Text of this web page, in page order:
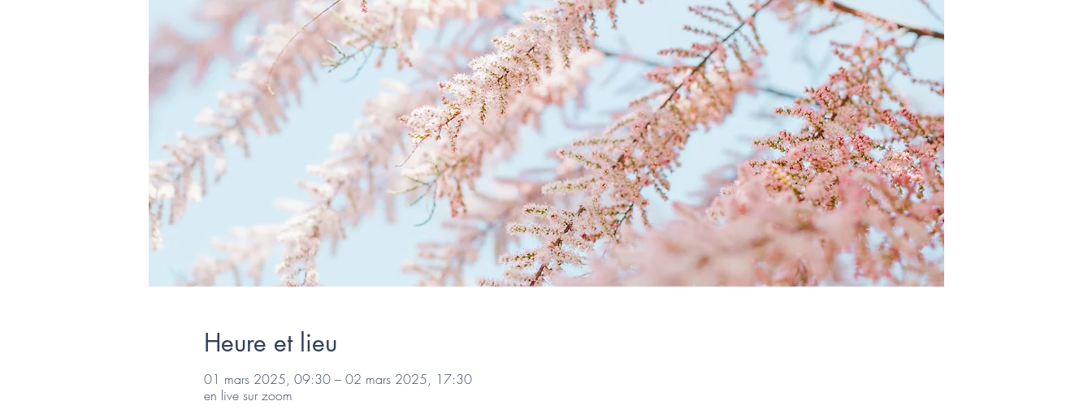
Heure et lieu
01 mars 2025, 09:30 – 02 mars 2025, 17:30
en live sur zoom